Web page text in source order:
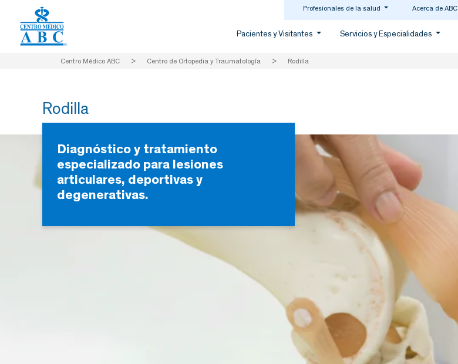
Profesionales de la salud Acerca de ABC
Pacientes y Visitantes Servicios y Especialidades
Centro Médico ABC > Centro de Ortopedia y Traumatología > Rodilla
Rodilla
Diagnóstico y tratamiento
especializado para lesiones
articulares, deportivas y
degenerativas.